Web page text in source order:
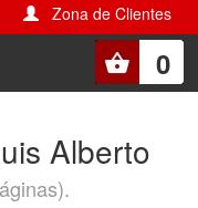
Zona de Clientes
0
Alberto